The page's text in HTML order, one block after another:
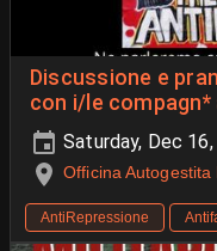
Discussione e
con i/le
Saturday, Dec
Officina Autogestita
AntiRepressione